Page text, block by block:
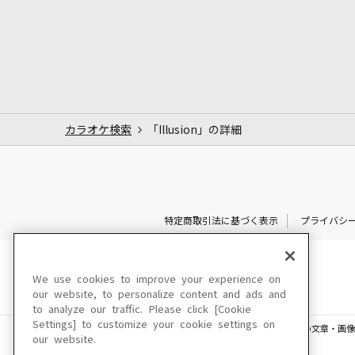
カラオケ検索 「Illusion」の詳細
特定商取引法に基づく表示 プライバシ
このサイトに掲載されている一切の文章・画
We use cookies to improve your experience on
our website, to personalize content and ads and
to analyze our traffic. Please click [Cookie
Settings] to customize your cookie settings on
our website.